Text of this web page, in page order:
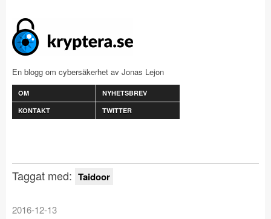
En blogg om cybersäkerhet av Jonas Lejon
OM
NYHETSBREV
KONTAKT
TWITTER
Taggat med: Taidoor
2016-12-13